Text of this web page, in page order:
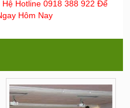
Hệ Hotline 0918 388 922 Để
Hôm Nay